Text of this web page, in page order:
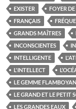
EXISTER
FOYER
FRANÇAIS
GRANDS MAÎTRES
INCONSCIENTES
INTELLIGENTE
L'INTELLECT
LE GEMME
LE GRAND ET LE PETIT
LES GRANDES EAUX